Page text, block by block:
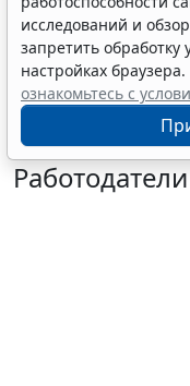
Роструд напомнил о
проверки знаний по
Верховный Суд РФ
переплату пособия
исследований и
запретить
настройках
ознакомьтесь с